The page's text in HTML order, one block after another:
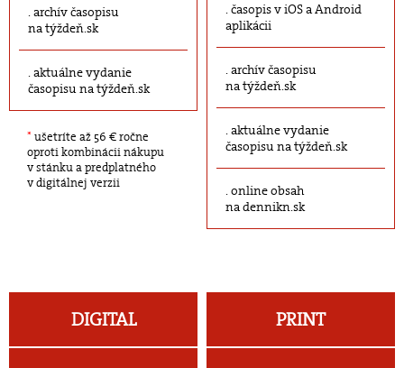
archív časopisu
na týždeň.sk
aktuálne vydanie
časopisu na týždeň.sk
* ušetríte až 56 € ročne
oproti kombinácii nákupu
v stánku a predplatného
v digitálnej verzii
časopis v iOS a Android
aplikácii
archív časopisu
na týždeň.sk
aktuálne vydanie
časopisu na týždeň.sk
online obsah
na dennikn.sk
DIGITAL PRINT